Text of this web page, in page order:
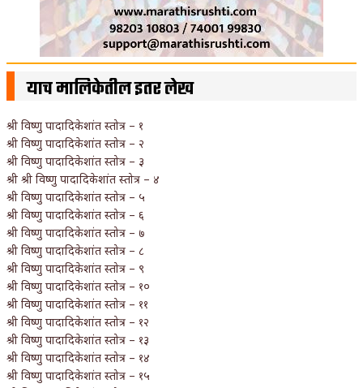
याच मालिकेतील इतर लेख
श्री विष्णु पादादिकेशांत स्तोत्र – १
श्री विष्णु पादादिकेशांत स्तोत्र – २
श्री विष्णु पादादिकेशांत स्तोत्र – ३
श्री श्री विष्णु पादादिकेशांत स्तोत्र – ४
श्री विष्णु पादादिकेशांत स्तोत्र – ५
श्री विष्णु पादादिकेशांत स्तोत्र – ६
श्री विष्णु पादादिकेशांत स्तोत्र – ७
श्री विष्णु पादादिकेशांत स्तोत्र – ८
श्री विष्णु पादादिकेशांत स्तोत्र – ९
श्री विष्णु पादादिकेशांत स्तोत्र – १०
श्री विष्णु पादादिकेशांत स्तोत्र – ११
श्री विष्णु पादादिकेशांत स्तोत्र – १२
श्री विष्णु पादादिकेशांत स्तोत्र – १३
श्री विष्णु पादादिकेशांत स्तोत्र – १४
श्री विष्णु पादादिकेशांत स्तोत्र – १५